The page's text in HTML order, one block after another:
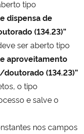
tipo
dispensa de
(134.23)”
ser aberto tipo
aproveitamento
(134.23)”
o tipo
e salve o
nos campos